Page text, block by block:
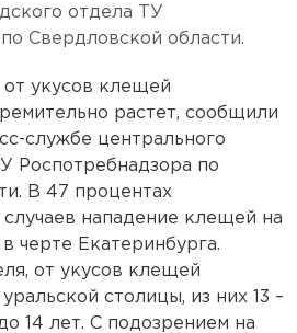
отдела ТУ
Свердловской области.
укусов клещей
растет, сообщили
службе центрального
Роспотребнадзора по
В 47 процентах
нападение клещей на
черте Екатеринбурга.
от укусов клещей
столицы, из них 13 –
14 лет. С подозрением на